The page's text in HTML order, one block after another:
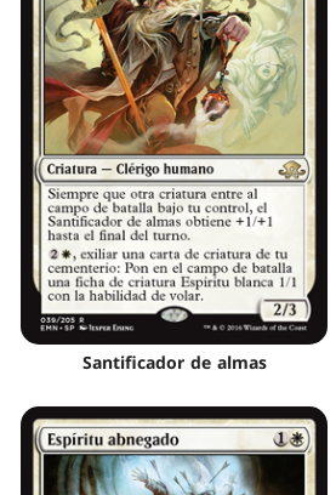
Santificador de almas